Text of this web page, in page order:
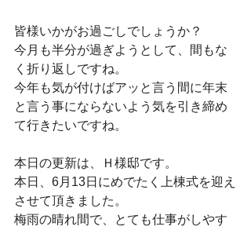
皆様いかがお過ごしでしょうか？
今月も半分が過ぎようとして、間もな
く折り返しですね。
今年も気が付けばアッと言う間に年末
と言う事にならないよう気を引き締め
て行きたいですね。
本日の更新は、Ｈ様邸です。
本日、6月13日にめでたく上棟式を迎え
させて頂きました。
梅雨の晴れ間で、とても仕事がしやす